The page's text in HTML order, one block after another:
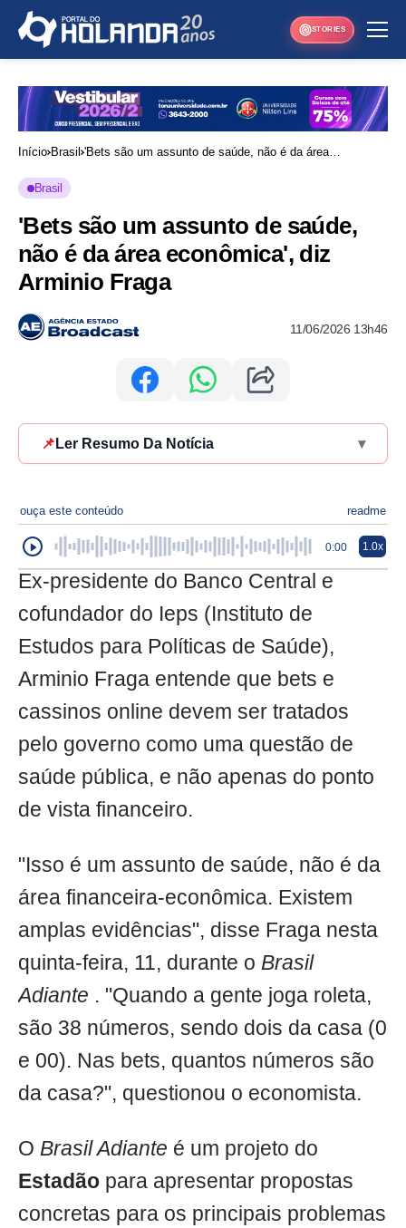
STORIES
Início Brasil 'Bets são um assunto de saúde, não é da área
Brasil
'Bets são um assunto de saúde,
não é da área econômica', diz
Arminio Fraga
11/06/2026 13h46
📌 Ler Resumo Da Notícia ▾
ouça este conteúdo readme
0:00 1.0x
Ex-presidente do Banco Central e
cofundador do Ieps (Instituto de
Estudos para Políticas de Saúde),
Arminio Fraga entende que bets e
cassinos online devem ser tratados
pelo governo como uma questão de
saúde pública, e não apenas do ponto
de vista financeiro.
"Isso é um assunto de saúde, não é da
área financeira-econômica. Existem
amplas evidências", disse Fraga nesta
quinta-feira, 11, durante o Brasil
Adiante . "Quando a gente joga roleta,
são 38 números, sendo dois da casa (0
e 00). Nas bets, quantos números são
da casa?", questionou o economista.
O Brasil Adiante é um projeto do
Estadão para apresentar propostas
concretas para os principais problemas